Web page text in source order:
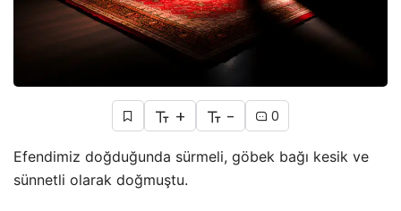
+ - 0
Efendimiz doğduğunda sürmeli, göbek bağı kesik ve
sünnetli olarak doğmuştu.